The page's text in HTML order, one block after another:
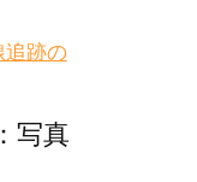
追跡の
写真